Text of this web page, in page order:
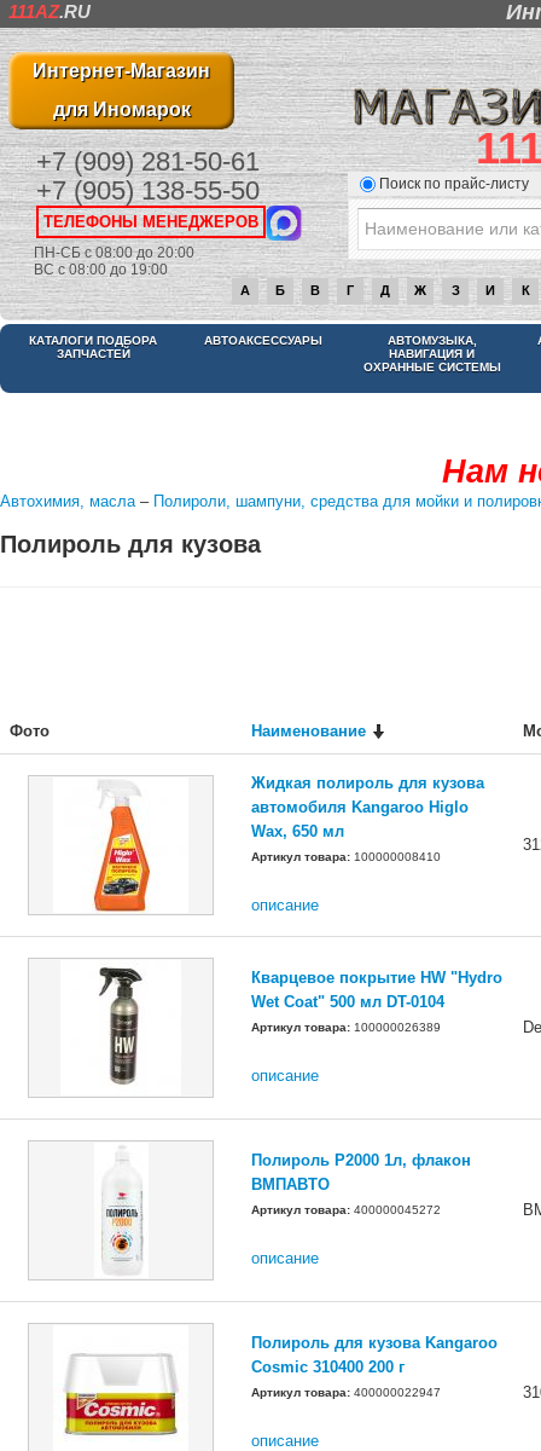
111AZ.RU
Интернет-Магазин
для Иномарок
+7 (909) 281-50-61
+7 (905) 138-55-50
ТЕЛЕФОНЫ МЕНЕДЖЕРОВ
ПН-СБ с 08:00 до 20:00
ВС с 08:00 до 19:00
Поиск по прайс-листу
А Б В Г Д Ж З И К
КАТАЛОГИ ПОДБОРА
ЗАПЧАСТЕЙ
АВТОАКСЕССУАРЫ
АВТОМУЗЫКА,
НАВИГАЦИЯ И
ОХРАННЫЕ СИСТЕМЫ
Нам
Автохимия, масла– Полироли, шампуни, средства для мойки и
Полироль для кузова
Фото Наименование
Жидкая полироль для кузова
автомобиля Kangaroo Higlo
Wax, 650 мл
Артикул товара: 100000008410
описание
Кварцевое покрытие HW "Hydro
Wet Coat" 500 мл DT-0104
Артикул товара: 100000026389
описание
Полироль P2000 1л, флакон
ВМПАВТО
Артикул товара: 400000045272
описание
Полироль для кузова Kangaroo
Cosmic 310400 200 г
Артикул товара: 400000022947
описание